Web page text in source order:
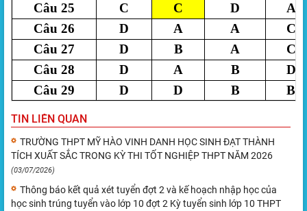
Câu 25
C C D
A
Câu 26
D A A
C
Câu 27
D B A
C
Câu 28
D A B
D
Câu 29
D D B B
TIN LIÊN QUAN
TRƯỜNG THPT MỸ HÀO VINH DANH HỌC SINH ĐẠT THÀNH
TÍCH XUẤT SẮC TRONG KỲ THI TỐT NGHIỆP THPT NĂM 2026
(03/07/2026)
Thông báo kết quả xét tuyển đợt 2 và kế hoạch nhập học của
học sinh trúng tuyển vào lớp 10 đợt 2 Kỳ tuyển sinh lớp 10 THPT